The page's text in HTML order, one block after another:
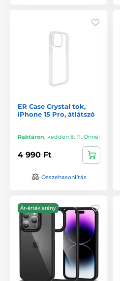
ER Case Crystal tok,
iPhone 15 Pro, átlátszó
Raktáron, kedden 8. 11. Önnél
4 990 Ft
Összehasonlítás
Ár-érték arány